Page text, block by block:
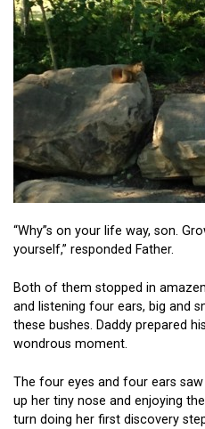
“Why”s on your life way, son.
yourself,” responded Father.
Both of them stopped in
and listening four ears, big and
these bushes. Daddy prepared
wondrous moment.
The four eyes and four ears
up her tiny nose and enjoying
turn doing her first discovery